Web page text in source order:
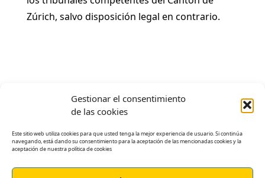
Gestionar el consentimiento
de las cookies
Este sitio web utiliza cookies para que usted tenga la mejor experiencia de usuario. Si continúa
navegando, está dando su consentimiento para la aceptación de las mencionadas cookies y la
aceptación de nuestra política de cookies
Zúrich, salvo disposición legal en contrario.
Formación técnica Online
especializados.